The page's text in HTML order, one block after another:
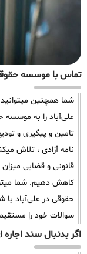
تماس با موسسه
شما همچنین میتوانید
علی‌آباد را به
تامین و پیگیری و
نامه آزادی ، تلاش
قانونی و قضایی
کاهش دهیم. شما
حقوقی در علی‌آباد
سوالات خود را
اگر بدنبال سند